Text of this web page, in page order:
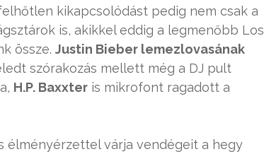
kikapcsolódást pedig nem csak a
is, akikkel eddig a legmenőbb Los
össze. Justin Bieber lemezlovasának
szórakozás mellett még a DJ pult
H.P. Baxxter is mikrofont ragadott a
élményérzettel várja vendégeit a hegy